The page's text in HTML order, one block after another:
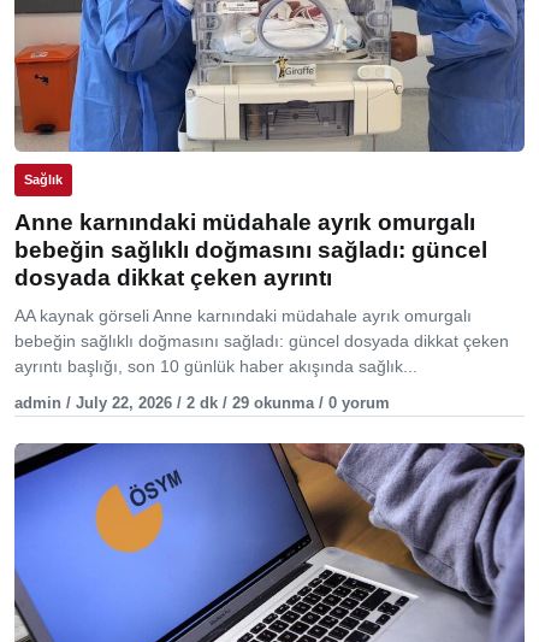
Sağlık
Anne karnındaki müdahale ayrık omurgalı
bebeğin sağlıklı doğmasını sağladı: güncel
dosyada dikkat çeken ayrıntı
AA kaynak görseli Anne karnındaki müdahale ayrık omurgalı
bebeğin sağlıklı doğmasını sağladı: güncel dosyada dikkat çeken
ayrıntı başlığı, son 10 günlük haber akışında sağlık...
admin / July 22, 2026 / 2 dk / 29 okunma / 0 yorum